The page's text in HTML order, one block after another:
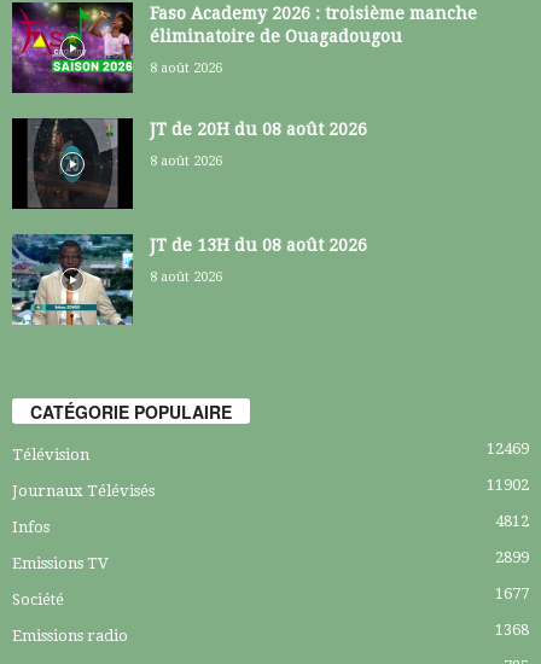
Faso Academy 2026 : troisième manche
éliminatoire de Ouagadougou
8 août 2026
JT de 20H du 08 août 2026
8 août 2026
JT de 13H du 08 août 2026
8 août 2026
CATÉGORIE POPULAIRE
Télévision 12469
Journaux Télévisés 11902
Infos 4812
Emissions TV 2899
Société 1677
Emissions radio 1368